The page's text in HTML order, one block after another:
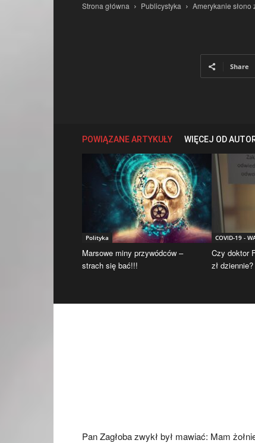
Strona główna Publicystyka Amerykanie słono
Share
POWIĄZANE ARTYKUŁY WIĘCEJ OD
Polityka
Marsowe miny przywódców –
strach się bać!!!
COVID-19 -
Czy doktor
zł dziennie?
Pan Zagłoba zwykł był mawiać: Mam